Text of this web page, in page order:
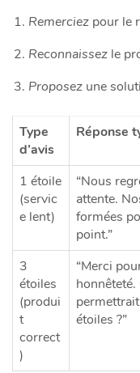
Remerciez pour le
Reconnaissez le
Proposez une
Type
d’avis
Réponse
1 étoile
(servic
e lent)
“Nous
attente.
formées
point.”
3
étoiles
(produi
t
correct
)
“Merci
étoiles ?”